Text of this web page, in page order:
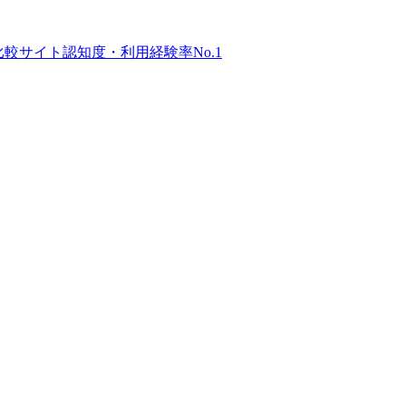
サイト 認知度・利用経験率No.1